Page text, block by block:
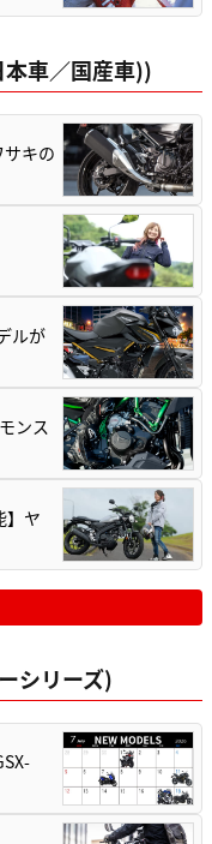
車／国産車))
キの
ルが
ンス
】ヤ
シリーズ)